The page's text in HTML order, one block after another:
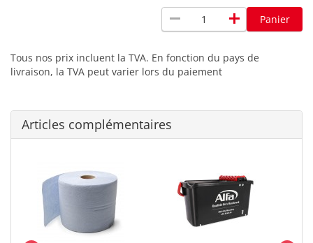
remove add Panier
Tous nos prix incluent la TVA. En fonction du pays de
livraison, la TVA peut varier lors du paiement
Articles complémentaires